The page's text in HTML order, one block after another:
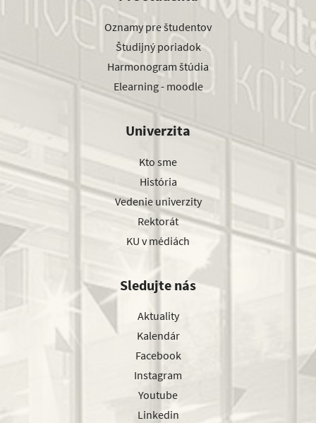
Oznamy pre študentov
Študijný poriadok
Harmonogram štúdia
Elearning - moodle
Univerzita
Kto sme
História
Vedenie univerzity
Rektorát
KU v médiách
Sledujte nás
Aktuality
Kalendár
Facebook
Instagram
Youtube
Linkedin